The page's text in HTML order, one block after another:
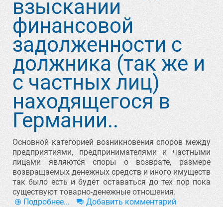
взыскании
финансовой
задолженности с
должника (так же и
с частных лиц)
находящегося в
Германии..
Основной категорией возникновения споров между
предприятиями, предпринимателями и частными
лицами являются споры о возврате, размере
возвращаемых денежных средств и иного имуществ
так было есть и будет оставаться до тех пор пока
существуют товарно-денежные отношения.
Подробнее...
Добавить комментарий